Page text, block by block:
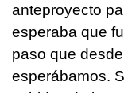
anteproyecto
esperaba que
paso que
esperábamos.